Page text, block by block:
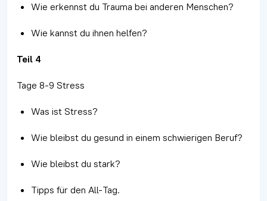
Wie erkennst du Trauma bei anderen Menschen?
Wie kannst du ihnen helfen?
Teil 4
Tage 8-9 Stress
Was ist Stress?
Wie bleibst du gesund in einem schwierigen Beruf?
Wie bleibst du stark?
Tipps für den All-Tag.